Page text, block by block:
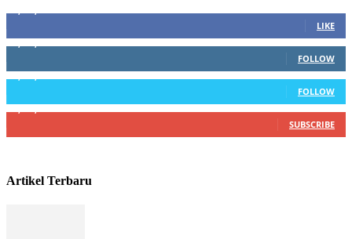
LIKE
FOLLOW
FOLLOW
SUBSCRIBE
Artikel Terbaru